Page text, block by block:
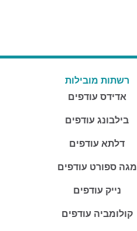
רשתות מובילות
אדידס עודפים
בילבונג עודפים
דלתא עודפים
מגה ספורט עודפים
נייק עודפים
קולומביה עודפים